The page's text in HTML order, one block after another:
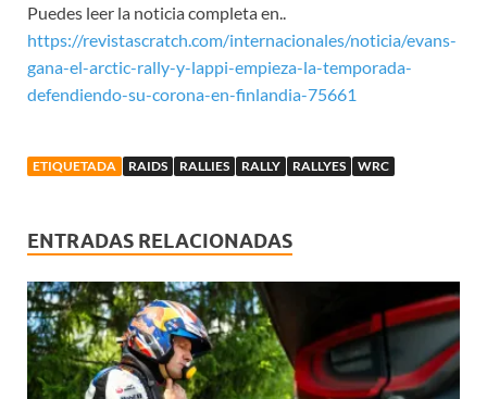
Puedes leer la noticia completa en..
https://revistascratch.com/internacionales/noticia/evans-
gana-el-arctic-rally-y-lappi-empieza-la-temporada-
defendiendo-su-corona-en-finlandia-75661
ETIQUETADA RAIDS RALLIES RALLY RALLYES WRC
ENTRADAS RELACIONADAS